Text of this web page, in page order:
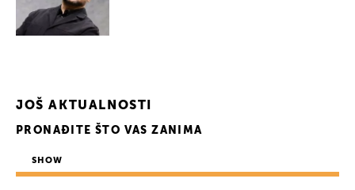
JOŠ AKTUALNOSTI
PRONAĐITE ŠTO VAS ZANIMA
SHOW